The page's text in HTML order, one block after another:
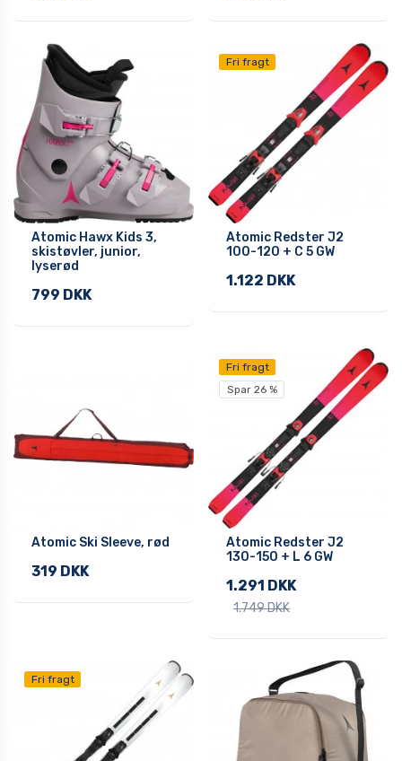
Atomic Hawx Kids 3,
skistøvler, junior,
lyserød
799 DKK
Fri fragt
Atomic Redster J2
100-120 + C 5 GW
1.122 DKK
Atomic Ski Sleeve, rød
319 DKK
Fri fragt
Spar 26 %
Atomic Redster J2
130-150 + L 6 GW
1.291 DKK
1.749 DKK
Fri fragt